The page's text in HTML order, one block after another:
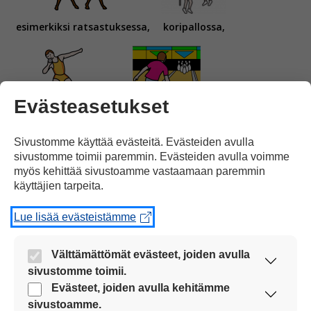
esimerkiksi ratsastuksessa, koripallossa,
Evästeasetukset
Sivustomme käyttää evästeitä. Evästeiden avulla
sivustomme toimii paremmin. Evästeiden avulla voimme
myös kehittää sivustoamme vastaamaan paremmin
käyttäjien tarpeita.
Lue lisää evästeistämme
Välttämättömät evästeet, joiden avulla
sivustomme toimii.
Nämä evästeet ovat aina käytössä, jotta
sivustoamme voi käyttää sujuvasti ja turvallisesti.
Evästeet, joiden avulla kehitämme
sivustoamme.